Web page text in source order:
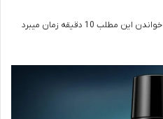
خواندن این مطلب 10 دقیقه زمان میبرد